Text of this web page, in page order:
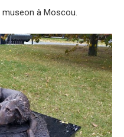
à Moscou.